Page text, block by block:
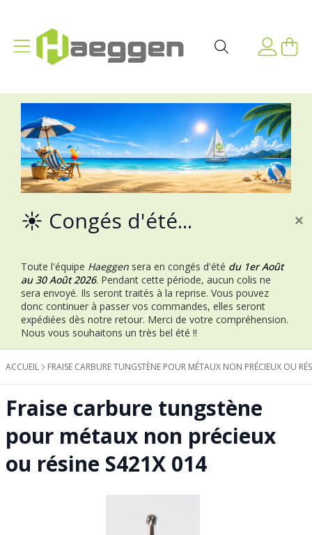
Affichage navigation Mon
☀️ Congés d'été...
Toute l'équipe Haeggen sera en congés d'été du 1er Août
au 30 Août 2026. Pendant cette période, aucun colis ne
sera envoyé. Ils seront traités à la reprise. Vous pouvez
donc continuer à passer vos commandes, elles seront
expédiées dès notre retour. Merci de votre compréhension.
Nous vous souhaitons un très bel été !!
×
ACCUEIL FRAISE CARBURE TUNGSTÈNE POUR MÉTAUX NON PRÉCIEUX OU
Fraise carbure tungstène
pour métaux non précieux
ou résine S421X 014